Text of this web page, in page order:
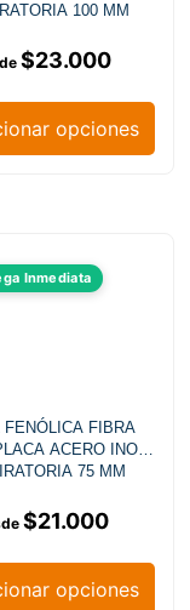
100 MM
$23.000
opciones
Inmediata
FENÓLICA FIBRA
ACERO INOX
75 MM
$21.000
opciones